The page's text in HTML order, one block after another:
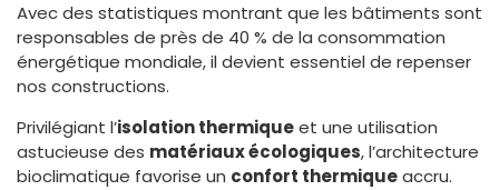
Avec des statistiques montrant que les bâtiments sont
responsables de près de 40 % de la consommation
énergétique mondiale, il devient essentiel de repenser
nos constructions.
Privilégiant l’isolation thermiqueet une utilisation
astucieuse des matériaux écologiques, l’architecture
bioclimatique favorise un confort thermiqueaccru.